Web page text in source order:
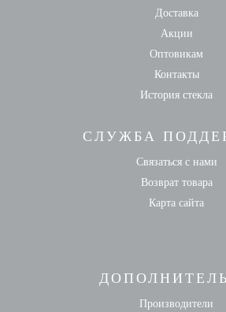
Доставка
Акции
Оптовикам
Контакты
История стекла
СЛУЖБА
Связаться с нами
Возврат товара
Карта сайта
Производители